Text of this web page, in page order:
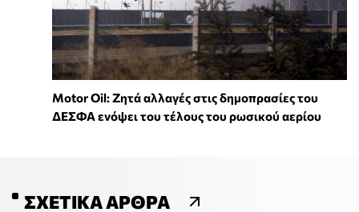
Motor Oil: Ζητά αλλαγές στις δημοπρασίες του
ΔΕΣΦΑ ενόψει του τέλους του ρωσικού αερίου
ΣΧΕΤΙΚΆ ΆΡΘΡΑ